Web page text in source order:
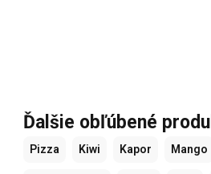
Ďalšie obľúbené
Pizza Kiwi Kapor Mango